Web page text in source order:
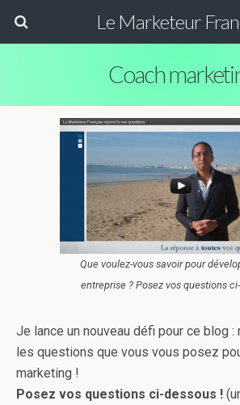
Le Marketeur
Coach
Que voulez-vous savoir pour
entreprise ? Posez vos questions
Je lance un nouveau défi pour ce blog :
les questions que vous vous posez
marketing !
Posez vos questions ci-dessous !